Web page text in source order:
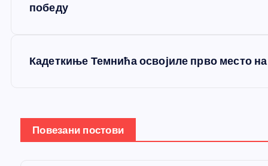
а
њ
победу
Кадеткиње Темнића освојиле прво место
Повезани постови